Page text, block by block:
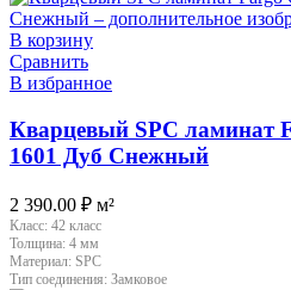
В корзину
Сравнить
В избранное
Кварцевый SPC ламинат
1601 Дуб Снежный
2 390.00 ₽ м²
Класс: 42 класс
Толщина: 4 мм
Материал: SPC
Тип соединения: Замковое